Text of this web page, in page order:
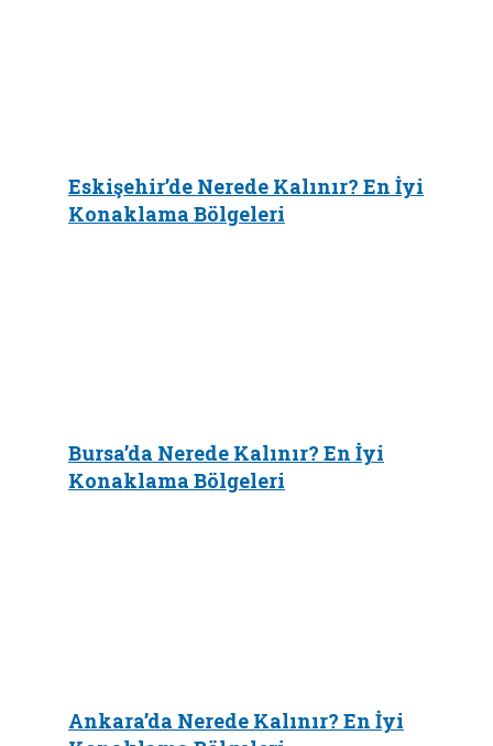
Eskişehir’de Nerede Kalınır? En İyi
Konaklama Bölgeleri
Bursa’da Nerede Kalınır? En İyi
Konaklama Bölgeleri
Ankara’da Nerede Kalınır? En İyi